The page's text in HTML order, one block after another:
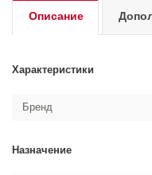
Описание
Характеристики
Бренд
Назначение